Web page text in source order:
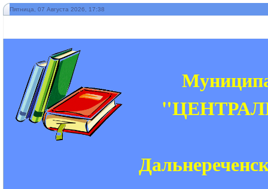
Пятница, 07 Августа 2026, 17:38